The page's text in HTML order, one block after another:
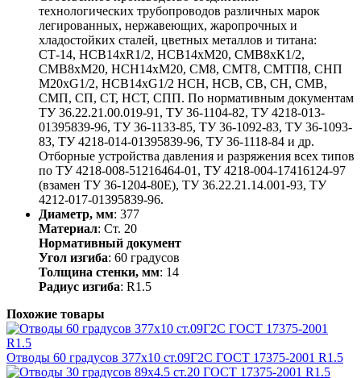
технологических трубопроводов различных марок
легированных, нержавеющих, жаропрочных и
хладостойких сталей, цветных металлов и титана:
СТ-14, НСВ14хR1/2, НСВ14хМ20, СМВ8хК1/2,
СМВ8хМ20, НСН14хМ20, СМ8, СМТ8, СМТП8, СНП
М20хG1/2, НСВ14хG1/2 НСН, НСВ, СВ, СН, СМВ,
СМП, СП, СТ, НСТ, СПП. По нормативным документам
ТУ 36.22.21.00.019-91, ТУ 36-1104-82, ТУ 4218-013-
01395839-96, ТУ 36-1133-85, ТУ 36-1092-83, ТУ 36-1093-
83, ТУ 4218-014-01395839-96, ТУ 36-1118-84 и др.
Отборные устройства давления и разряжения всех типов
по ТУ 4218-008-51216464-01, ТУ 4218-004-17416124-97
(взамен ТУ 36-1204-80Е), ТУ 36.22.21.14.001-93, ТУ
4212-017-01395839-96.
Диаметр, мм: 377
Материал: Ст. 20
Нормативный документ
Угол изгиба: 60 градусов
Толщина стенки, мм: 14
Радиус изгиба: R1.5
Похожие товары
Отводы 60 градусов 377х10 ст.09Г2С ГОСТ 17375-2001 R1.5